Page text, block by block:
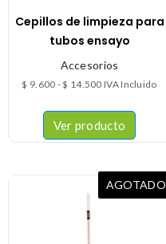
Cepillos de limpieza para
tubos ensayo
Accesorios
$ 9.600 -$ 14.500 IVA Incluido
Ver producto
AGOTADO